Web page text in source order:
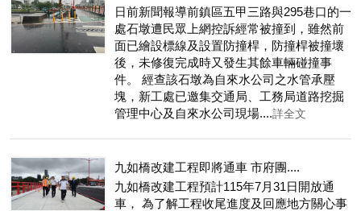
日前新聞報導前鎮區五甲三路與295巷口的一
處石墩遭民眾上網控訴經常被撞到，雖然前
面已繪設標線及設置防撞桿，防撞桿被撞壞
後，未修復完成時又發生其餘車輛碰撞事
件。 經查該石墩為自來水公司之水管承壓
塊，新工處已邀集交通局、工務局道路挖掘
管理中心及自來水公司現場....詳全文
九如橋改建工程即將通車 市府團....
九如橋改建工程預計115年7月31日開放通
車， 為了解工程收尾進度及回應地方關心事